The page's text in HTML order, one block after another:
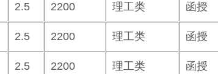
2.5 2200 理工类 函授
2.5 2200 理工类 函授
2.5 2200 理工类 函授